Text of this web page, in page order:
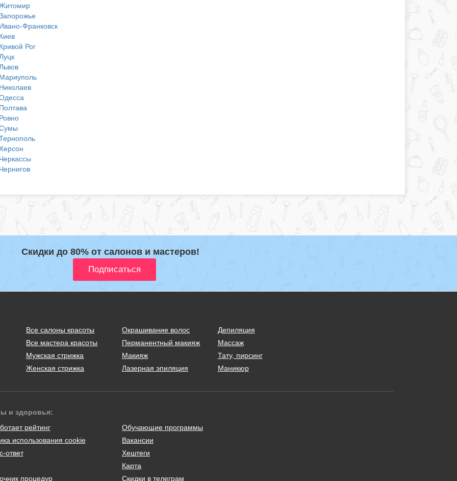
Франковск
Рог
Скидки до 80% от салонов и мастеров!
Все салоны красоты
Все мастера красоты
Мужская стрижка
Женская стрижка
Окрашивание волос
Перманентный макияж
Макияж
Лазерная эпиляция
Депиляция
Массаж
Тату, пирсинг
Маникюр
и здоровья:
рейтинг
использования cookie
ответ
процедур
Обучающие программы
Вакансии
Хештеги
Карта
Скидки в телеграм